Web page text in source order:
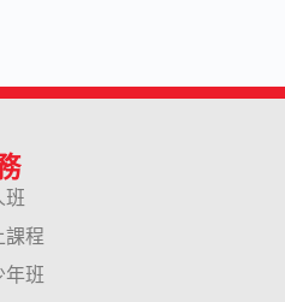
班
課程
年班